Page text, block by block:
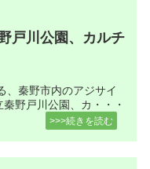
戸川公園、カルチ
、秦野市内のアジサイ
野戸川公園、カ・・・
>>>続きを読む